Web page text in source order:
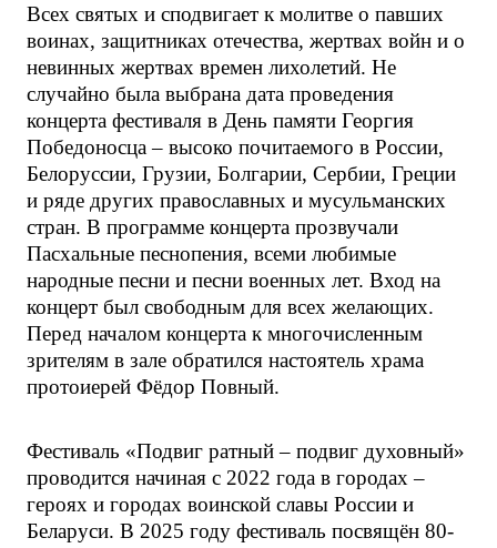
Всех святых и сподвигает к молитве о павших
воинах, защитниках отечества, жертвах войн и о
невинных жертвах времен лихолетий. Не
случайно была выбрана дата проведения
концерта фестиваля в День памяти Георгия
Победоносца – высоко почитаемого в России,
Белоруссии, Грузии, Болгарии, Сербии, Греции
и ряде других православных и мусульманских
стран. В программе концерта прозвучали
Пасхальные песнопения, всеми любимые
народные песни и песни военных лет. Вход на
концерт был свободным для всех желающих.
Перед началом концерта к многочисленным
зрителям в зале обратился настоятель храма
протоиерей Фёдор Повный.
Фестиваль «Подвиг ратный – подвиг духовный»
проводится начиная с 2022 года в городах –
героях и городах воинской славы России и
Беларуси. В 2025 году фестиваль посвящён 80-